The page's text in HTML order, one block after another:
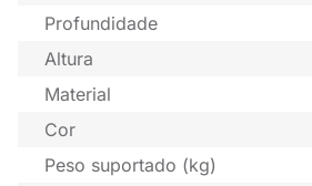
Profundidade
Altura
Material
Cor
Peso suportado (kg)